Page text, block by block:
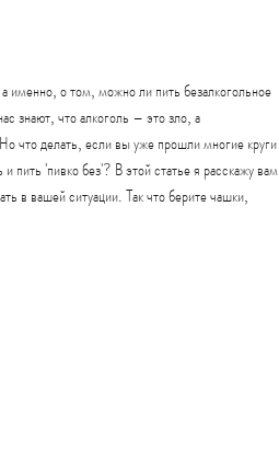
именно, о том, можно ли пить безалкогольное
знают, что алкоголь – это зло, а
что делать, если вы уже прошли многие круги
пить 'пивко без'? В этой статье я расскажу вам
в вашей ситуации. Так что берите чашки,